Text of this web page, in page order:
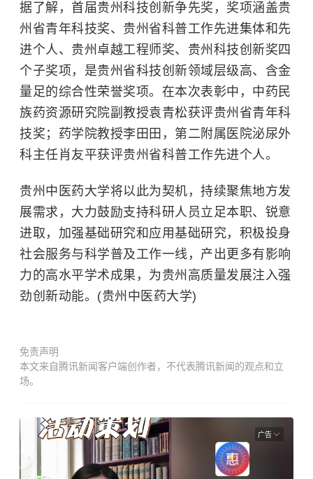
据了解，首届贵州科技创新争先奖，奖项涵盖贵
州省青年科技奖、贵州省科普工作先进集体和先
进个人、贵州卓越工程师奖、贵州科技创新奖四
个子奖项，是贵州省科技创新领域层级高、含金
量足的综合性荣誉奖项。在本次表彰中，中药民
族药资源研究院副教授袁青松获评贵州省青年科
技奖；药学院教授李田田，第二附属医院泌尿外
科主任肖友平获评贵州省科普工作先进个人。
贵州中医药大学将以此为契机，持续聚焦地方发
展需求，大力鼓励支持科研人员立足本职、锐意
进取，加强基础研究和应用基础研究，积极投身
社会服务与科学普及工作一线，产出更多有影响
力的高水平学术成果，为贵州高质量发展注入强
劲创新动能。(贵州中医药大学)
免责声明
本文来自腾讯新闻客户端创作者，不代表腾讯新闻的观点和立
场。
广告